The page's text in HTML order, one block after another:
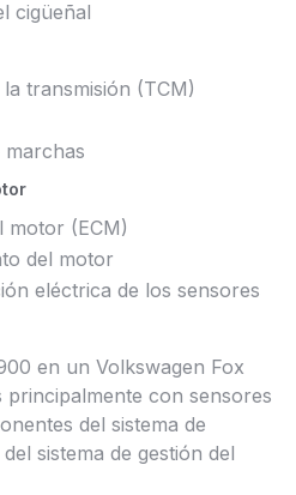
cigüeñal
transmisión (TCM)
marchas
motor (ECM)
del motor
eléctrica de los sensores
en un Volkswagen Fox
con sensores
del sistema de
sistema de gestión del